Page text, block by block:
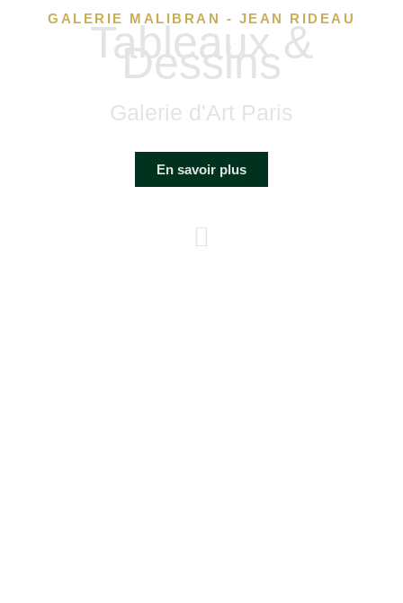
GALERIE MALIBRAN - JEAN RIDEAU
Tableaux &
Dessins
Galerie d'Art Paris
En savoir plus